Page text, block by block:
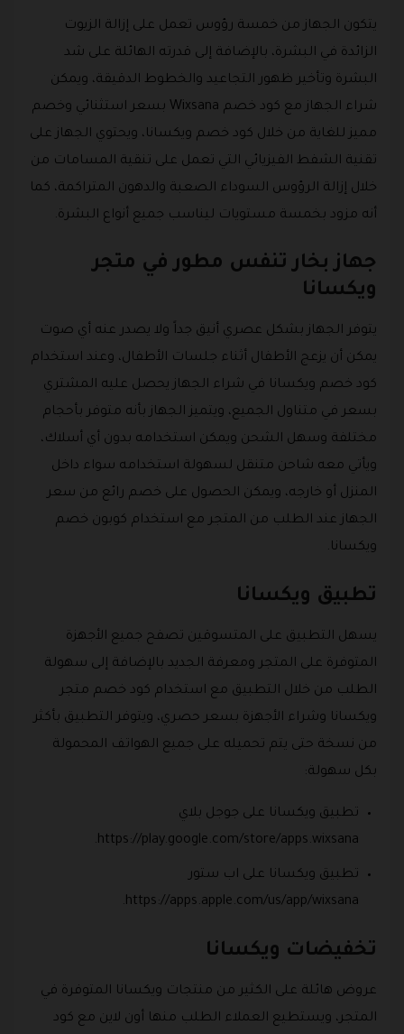
يتكون الجهاز من خمسة رؤوس تعمل على إزالة الزيوت
الزائدة في البشرة، بالإضافة إلى قدرته الهائلة على شد
البشرة وتأخير ظهور التجاعيد والخطوط الدقيقة، ويمكن
شراء الجهاز مع كود خصم Wixsana بسعر استثنائي وخصم
مميز للغاية من خلال كود خصم ويكسانا، ويحتوي الجهاز على
تقنية الشفط الفيزيائي التي تعمل على تنقية المسامات من
خلال إزالة الرؤوس السوداء الصعبة والدهون المتراكمة، كما
أنه مزود بخمسة مستويات ليناسب جميع أنواع البشرة.
جهاز بخار تنفس مطور في متجر
ويكسانا
يتوفر الجهاز بشكل عصري أنيق جداً ولا يصدر عنه أي صوت
يمكن أن يزعج الأطفال أثناء جلسات الأطفال، وعند استخدام
كود خصم ويكسانا في شراء الجهاز يحصل عليه المشتري
بسعر في متناول الجميع، ويتميز الجهاز بأنه متوفر بأحجام
مختلفة وسهل الشحن ويمكن استخدامه بدون أي أسلاك،
ويأتي معه شاحن متنقل لسهولة استخدامه سواء داخل
المنزل أو خارجه، ويمكن الحصول على خصم رائع من سعر
الجهاز عند الطلب من المتجر مع استخدام كوبون خصم
ويكسانا.
تطبيق ويكسانا
يسهل التطبيق على المتسوقين تصفح جميع الأجهزة
المتوفرة على المتجر ومعرفة الجديد بالإضافة إلى سهولة
الطلب من خلال التطبيق مع استخدام كود خصم متجر
ويكسانا وشراء الأجهزة بسعر حصري، ويتوفر التطبيق بأكثر
من نسخة حتى يتم تحميله على جميع الهواتف المحمولة
بكل سهولة:
تطبيق ويكسانا على جوجل بلاي
https://play.google.com/store/apps.wixsana.
تطبيق ويكسانا على اب ستور
https://apps.apple.com/us/app/wixsana.
تخفيضات ويكسانا
عروض هائلة على الكثير من منتجات ويكسانا المتوفرة في
المتجر، ويستطيع العملاء الطلب منها أون لاين مع كود